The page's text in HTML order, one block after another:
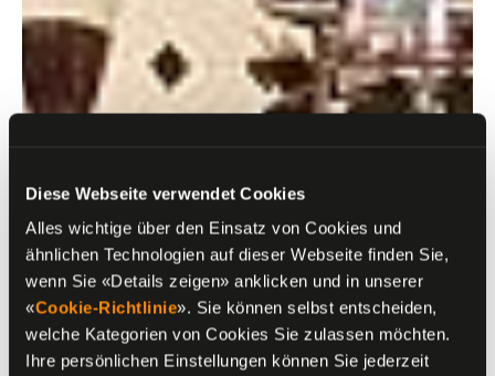
Diese Webseite verwendet Cookies
Alles wichtige über den Einsatz von Cookies und
ähnlichen Technologien auf dieser Webseite finden Sie,
wenn Sie «Details zeigen» anklicken und in unserer
«Cookie-Richtlinie». Sie können selbst entscheiden,
welche Kategorien von Cookies Sie zulassen möchten.
Ihre persönlichen Einstellungen können Sie jederzeit